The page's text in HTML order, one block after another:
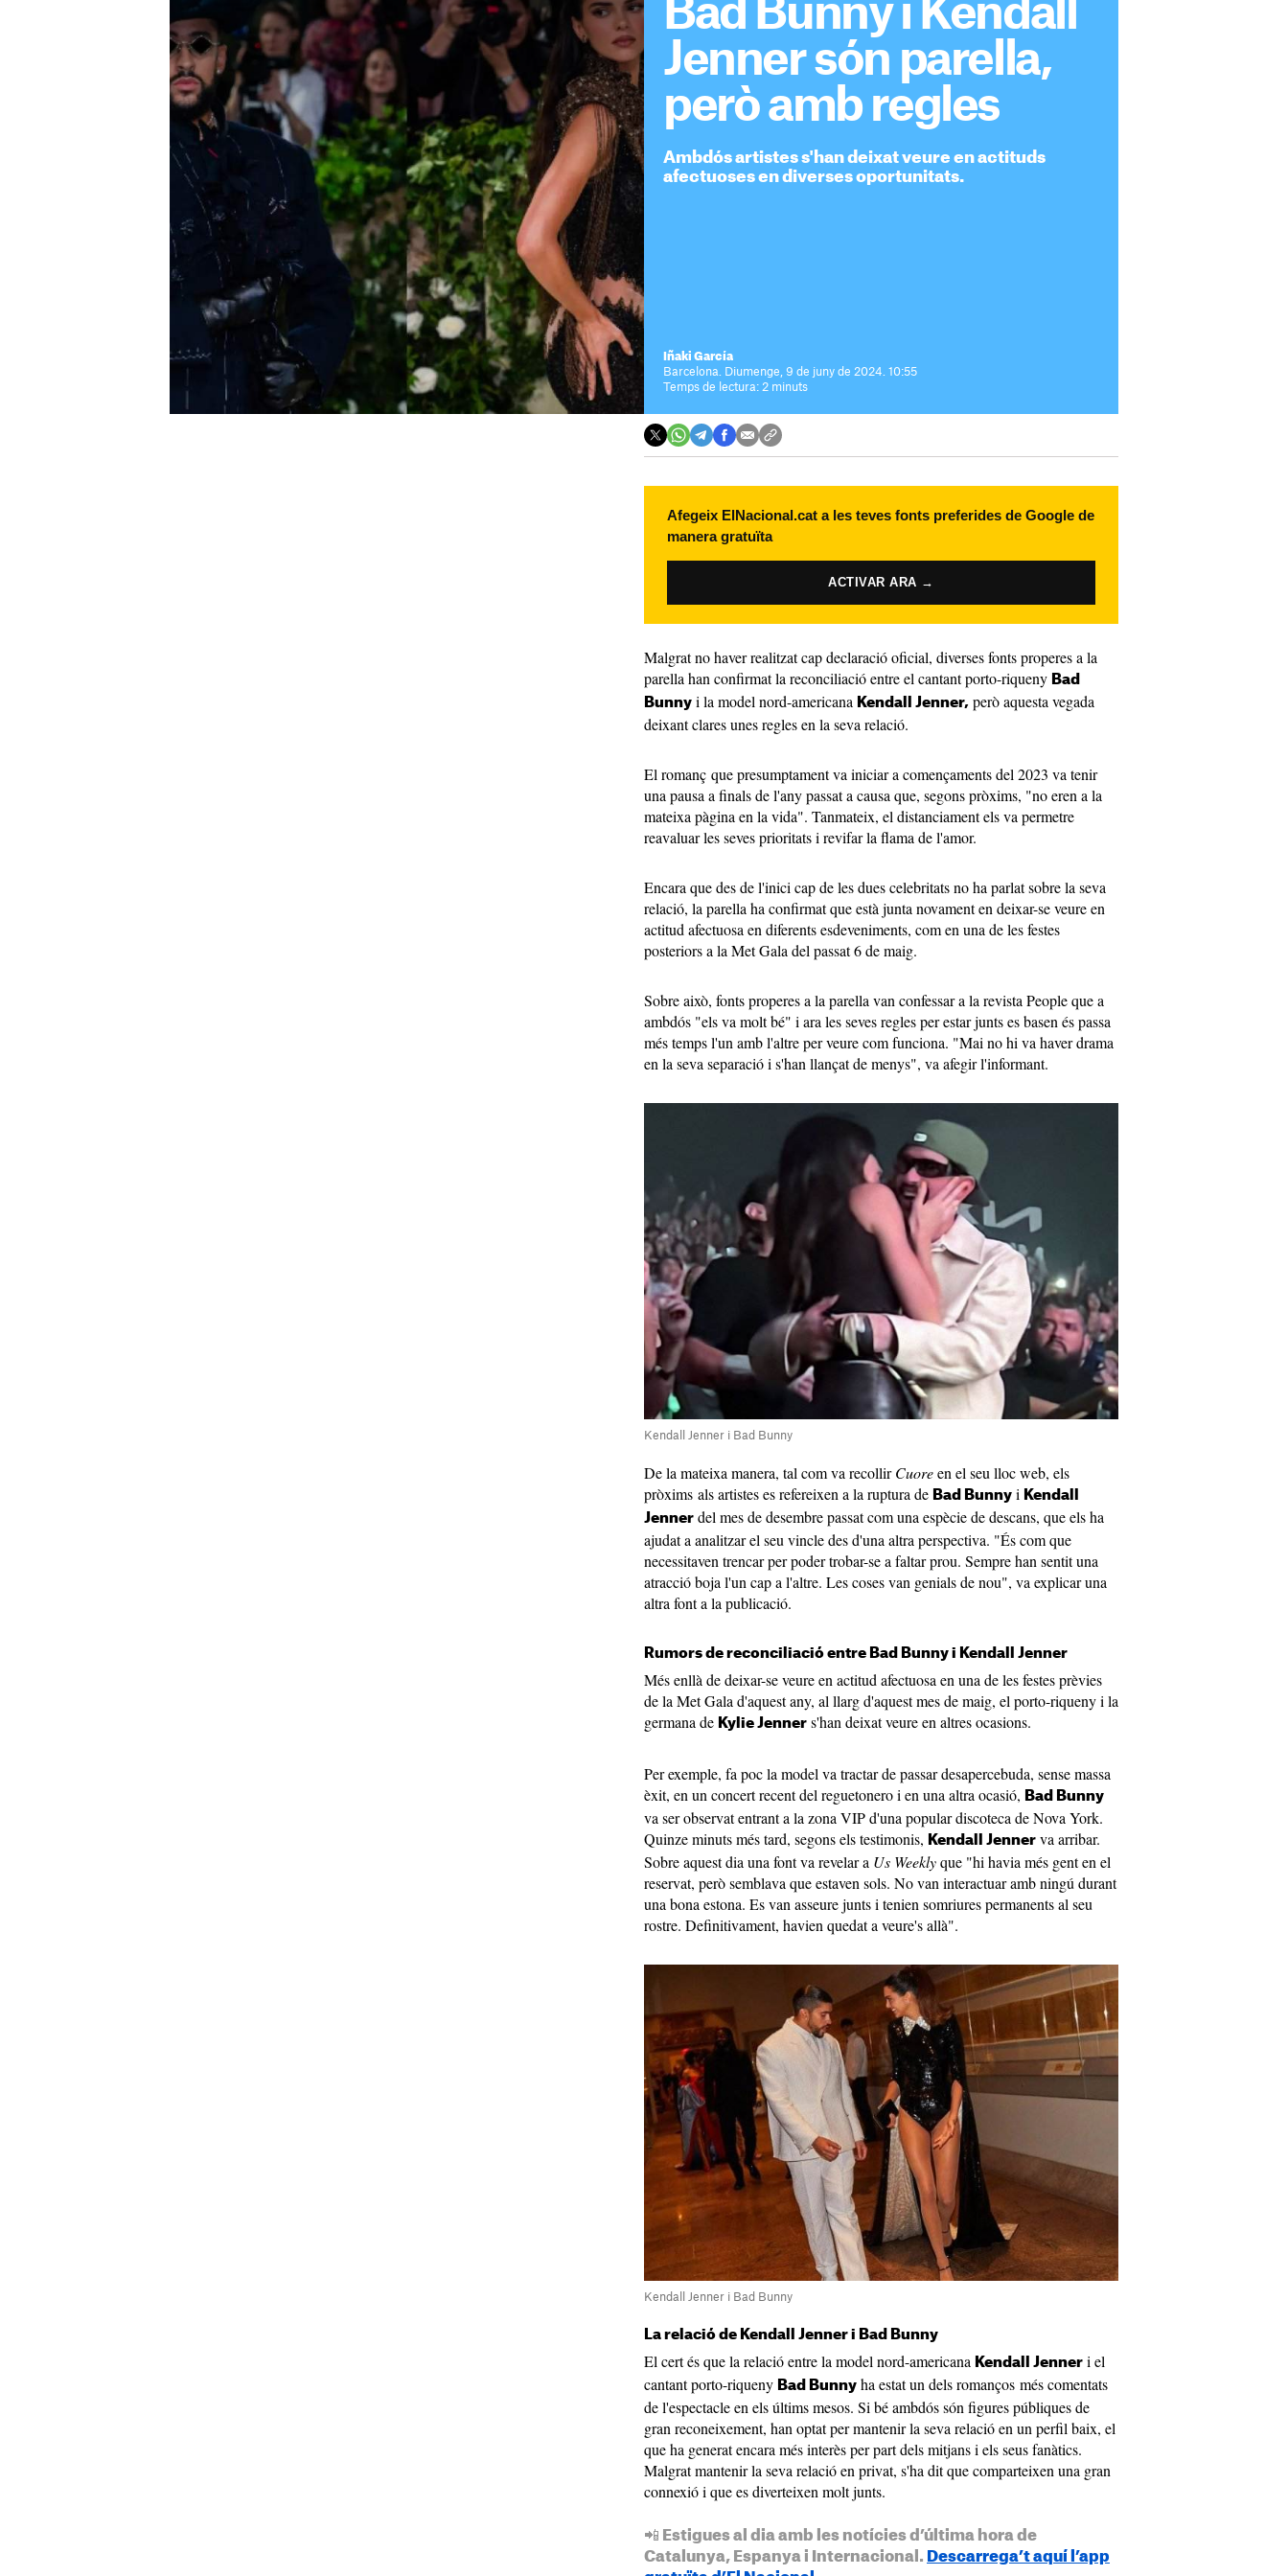
Bad Bunny i Kendall
Jenner són parella,
però amb regles
Ambdós artistes s'han deixat veure en actituds
afectuoses en diverses oportunitats.
Iñaki García
Barcelona. Diumenge, 9 de juny de 2024. 10:55
Temps de lectura: 2 minuts
Afegeix ElNacional.cat a les teves fonts preferides de Google de
manera gratuïta
ACTIVAR ARA →
Malgrat no haver realitzat cap declaració oficial, diverses fonts properes a la
parella han confirmat la reconciliació entre el cantant porto-riqueny Bad
Bunny i la model nord-americana Kendall Jenner, però aquesta vegada
deixant clares unes regles en la seva relació.
El romanç que presumptament va iniciar a començaments del 2023 va tenir
una pausa a finals de l'any passat a causa que, segons pròxims, "no eren a la
mateixa pàgina en la vida". Tanmateix, el distanciament els va permetre
reavaluar les seves prioritats i revifar la flama de l'amor.
Encara que des de l'inici cap de les dues celebritats no ha parlat sobre la seva
relació, la parella ha confirmat que està junta novament en deixar-se veure en
actitud afectuosa en diferents esdeveniments, com en una de les festes
posteriors a la Met Gala del passat 6 de maig.
Sobre això, fonts properes a la parella van confessar a la revista People que a
ambdós "els va molt bé" i ara les seves regles per estar junts es basen és passa
més temps l'un amb l'altre per veure com funciona. "Mai no hi va haver drama
en la seva separació i s'han llançat de menys", va afegir l'informant.
Kendall Jenner i Bad Bunny
De la mateixa manera, tal com va recollirCuoreen el seu lloc web, els
pròxims als artistes es refereixen a la ruptura de Bad Bunny i Kendall
Jenner del mes de desembre passat com una espècie de descans, que els ha
ajudat a analitzar el seu vincle des d'una altra perspectiva. "És com que
necessitaven trencar per poder trobar-se a faltar prou. Sempre han sentit una
atracció boja l'un cap a l'altre. Les coses van genials de nou", va explicar una
altra font a la publicació.
Rumors de reconciliació entre Bad Bunny i Kendall Jenner
Més enllà de deixar-se veure en actitud afectuosa en una de les festes prèvies
de la Met Gala d'aquest any, al llarg d'aquest mes de maig, el porto-riqueny i la
germana de Kylie Jenner s'han deixat veure en altres ocasions.
Per exemple, fa poc la model va tractar de passar desapercebuda, sense massa
èxit, en un concert recent del reguetonero i en una altra ocasió, Bad Bunny
va ser observat entrant a la zona VIP d'una popular discoteca de Nova York.
Quinze minuts més tard, segons els testimonis, Kendall Jenner va arribar.
Sobre aquest dia una font va revelar a Us Weeklyque "hi havia més gent en el
reservat, però semblava que estaven sols. No van interactuar amb ningú durant
una bona estona. Es van asseure junts i tenien somriures permanents al seu
rostre. Definitivament, havien quedat a veure's allà".
Kendall Jenner i Bad Bunny
La relació de Kendall Jenner i Bad Bunny
El cert és que la relació entre la model nord-americana Kendall Jenner i el
cantant porto-riqueny Bad Bunny ha estat un dels romanços més comentats
de l'espectacle en els últims mesos. Si bé ambdós són figures públiques de
gran reconeixement, han optat per mantenir la seva relació en un perfil baix, el
que ha generat encara més interès per part dels mitjans i els seus fanàtics.
Malgrat mantenir la seva relació en privat, s'ha dit que comparteixen una gran
connexió i que es diverteixen molt junts.
📲 Estigues al dia amb les notícies d’última hora de
Catalunya, Espanya i Internacional. Descarrega’t aquí l’app